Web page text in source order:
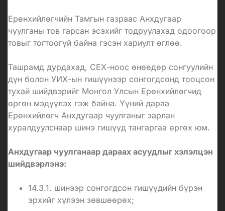
Ерөнхийлөгчийн Тамгын газраас Анхдугаар
чуулганы тов гарсан эсэхийг тодруулахад одоогоор
товыг тогтоогүй байна гэсэн хариулт өглөө.
Ташрамд дурдахад, СЕХ-ноос өнөөдөр сонгуулийн
дүн болон УИХ-ын гишүүнээр сонгогдсонд тооцсон
тухай шийдвэрийг Монгол Улсын Ерөнхийлөгчид
өргөн мэдүүлэх гэж байна. Үүний дараа
Ерөнхийлөгч Анхдугаар чуулганыг зарлан
хуралдуулснаар шинэ гишүүд тангаргаа өргөх юм.
Анхдугаар чуулганаар дараах асуудлыг хэлэлцэн
шийдвэрлэнэ:
14.3.1. шинээр сонгогдсон гишүүдийн бүрэн
эрхийг хүлээн зөвшөөрөх;